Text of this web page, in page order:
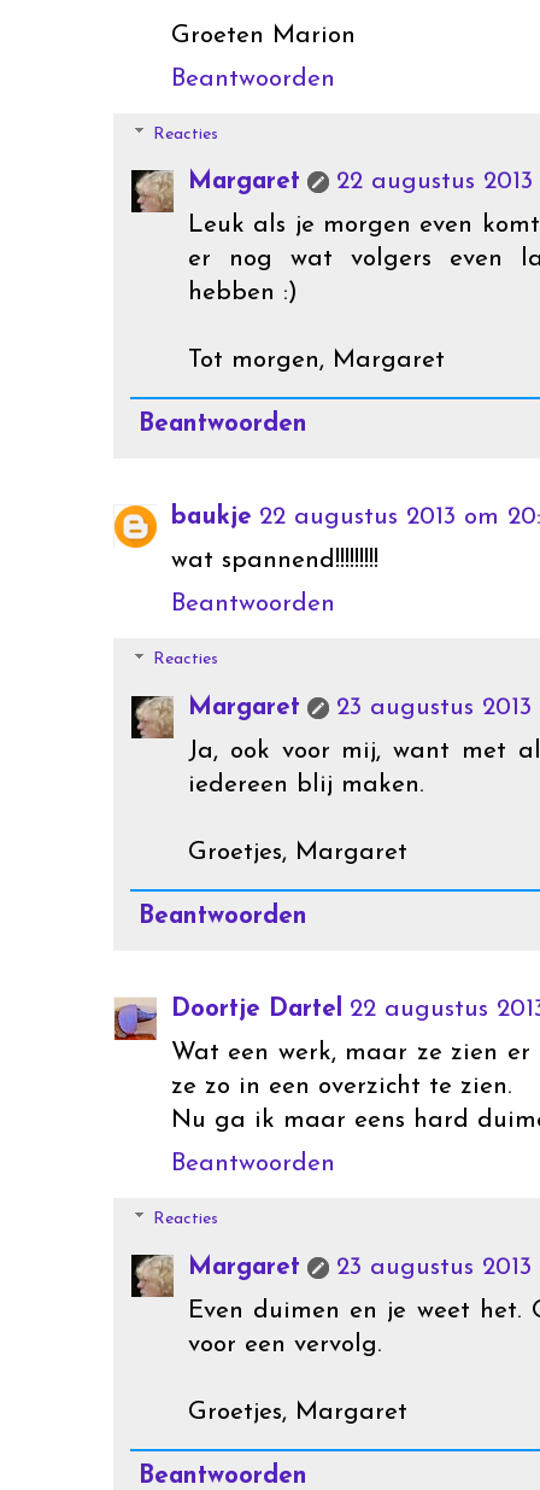
Groeten Marion
Beantwoorden
Reacties
Margaret
22 augustus 2013
Leuk als je morgen even
er nog wat volgers even
hebben :)
Tot morgen, Margaret
Beantwoorden
baukje 22 augustus 2013 om
wat spannend!!!!!!!!!
Beantwoorden
Reacties
Margaret
23 augustus 2013
Ja, ook voor mij, want met
iedereen blij maken.
Groetjes, Margaret
Beantwoorden
Doortje Dartel 22 augustus
Wat een werk, maar ze zien
ze zo in een overzicht te zien.
Nu ga ik maar eens hard
Beantwoorden
Reacties
Margaret
23 augustus 2013
Even duimen en je weet
voor een vervolg.
Groetjes, Margaret
Beantwoorden